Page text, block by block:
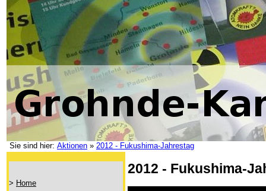
Sie sind hier: Aktionen » 2012 - Fukushima-Jahrestag
> Home
2012 - Fukushima-